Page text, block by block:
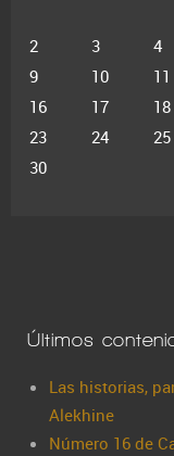
2
3 4
9
10 11
16
17 18
23
24 25
30
Últimos
Las historias,
Alekhine
Número 16 de